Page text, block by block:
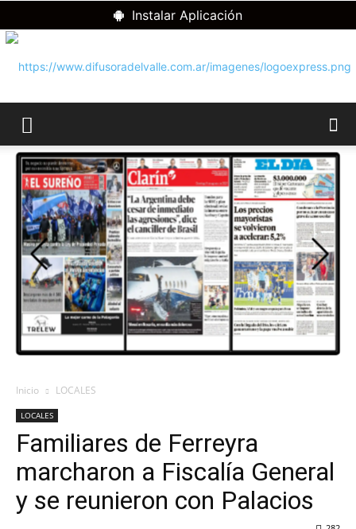
Instalar Aplicación
DIFUSORA
DEL
VALLE
Inicio LOCALES
LOCALES
Familiares de Ferreyra
marcharon a Fiscalía General
y se reunieron con Palacios